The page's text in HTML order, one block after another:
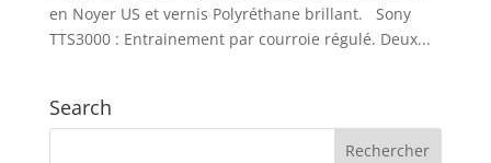
en Noyer US et vernis Polyréthane brillant. Sony
TTS3000 : Entrainement par courroie régulé. Deux...
Search